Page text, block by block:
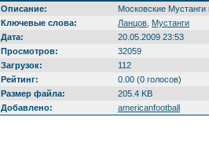
Описание:
Московские
Ключевые слова:
Ланцов Мустанги
Дата:
20.05.2009 23:53
Просмотров:
32059
Загрузок:
112
Рейтинг:
0.00 (0 голосов)
Размер файла:
205.4 KB
Добавлено:
americanfootball